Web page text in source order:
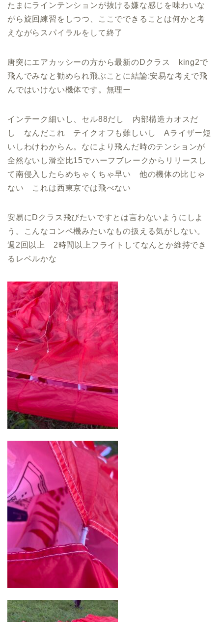
たまにラインテンションが抜ける嫌な感じを味わいな
がら旋回練習をしつつ、ここでできることは何かと考
えながらスパイラルをして終了
唐突にエアカッシーの方から最新のDクラス king2で
飛んでみなと勧められ飛ぶことに結論:安易な考えで飛
んではいけない機体です。無理ー
インテーク細いし、セル88だし 内部構造カオスだ
し なんだこれ テイクオフも難しいし Aライザー短
いしわけわからん。なにより飛んだ時のテンションが
全然ないし滑空比15でハーフブレークからリリースし
て南侵入したらめちゃくちゃ早い 他の機体の比じゃ
ない これは西東京では飛べない
安易にDクラス飛びたいですとは言わないようにしよ
う。こんなコンペ機みたいなもの扱える気がしない。
週2回以上 2時間以上フライトしてなんとか維持でき
るレベルかな